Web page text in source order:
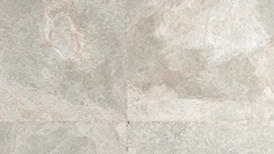
Simulateur Sol
Simulateur Mur